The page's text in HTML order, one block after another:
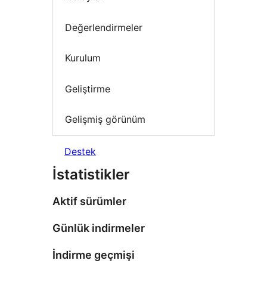
Değerlendirmeler
Kurulum
Geliştirme
Gelişmiş görünüm
Destek
İstatistikler
Aktif sürümler
Günlük indirmeler
İndirme geçmişi